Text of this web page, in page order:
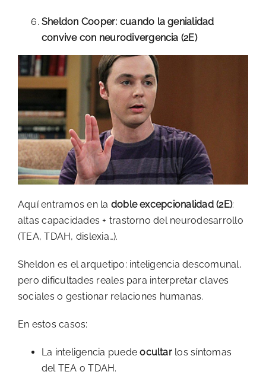
Sheldon Cooper: cuando la genialidad
convive con neurodivergencia (2E)
Aquí entramos en la doble excepcionalidad (2E):
altas capacidades + trastorno del neurodesarrollo
(TEA, TDAH, dislexia…).
Sheldon es el arquetipo: inteligencia descomunal,
pero dificultades reales para interpretar claves
sociales o gestionar relaciones humanas.
En estos casos:
La inteligencia puedeocultarlos síntomas
del TEA o TDAH.